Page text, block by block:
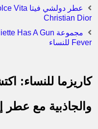
Christian Dior
Fever للنساء
كاريزما للنساء:
والجاذبية مع عطر